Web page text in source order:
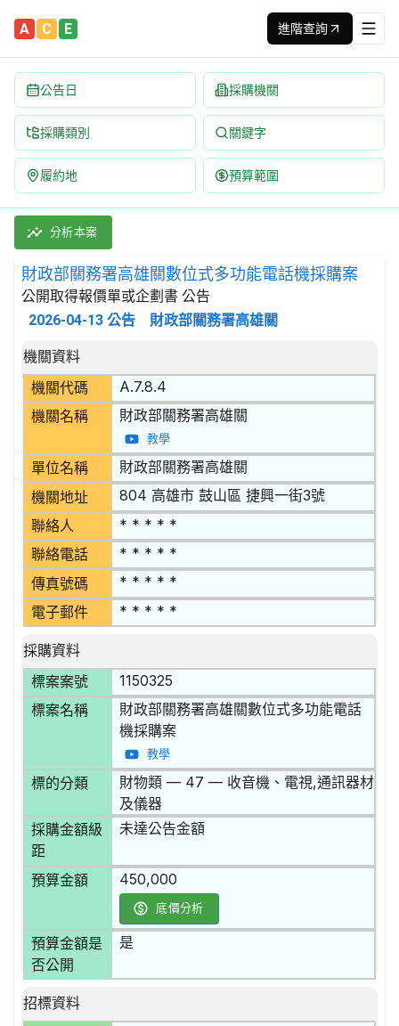
A C E 進階查詢
公告日 採購機關
採購類別 關鍵字
履約地 預算範圍
財政部關務署高雄關數位式多功能電話機採購案 招標公告 |
採購類別：財物類 收音機、電視,通訊器材及儀器 | 招標方
分析本案
財政部關務署高雄關數位式多功能電話機採購案
公開取得報價單或企劃書 公告
2026-04-13 公告 財政部關務署高雄關
招標公告詳細內容
機關資料
機關代碼
A.7.8.4
機關名稱 財政部關務署高雄關
教學
單位名稱 財政部關務署高雄關
機關地址 804 高雄市 鼓山區 捷興一街3號
聯絡人 * * * * *
聯絡電話 * * * * *
傳真號碼 * * * * *
電子郵件 * * * * *
採購資料
標案案號
1150325
標案名稱
財政部關務署高雄關數位式多功能電話
機採購案
教學
標的分類
財物類 — 47 — 收音機、電視,通訊器材
及儀器
採購金額級
距
未達公告金額
預算金額 450,000
底價分析
預算金額是
否公開
是
招標資料